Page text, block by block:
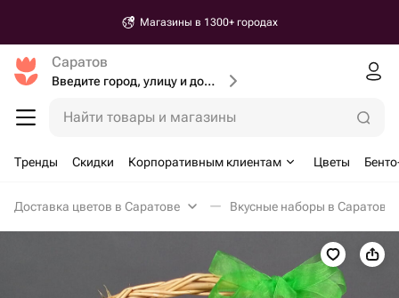
Магазины в 1300+ городах
Саратов
Введите город, улицу и дом доставки
Найти товары и магазины
Тренды Скидки Корпоративным клиентам Цветы
Доставка цветов в Саратове Вкусные наборы в Саратове